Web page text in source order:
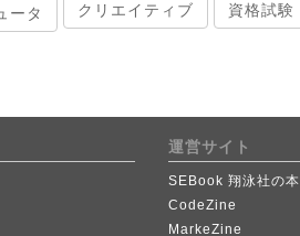
ータ クリエイティブ 資格試験
運営サイト
SEBook 翔泳社の本
CodeZine
MarkeZine